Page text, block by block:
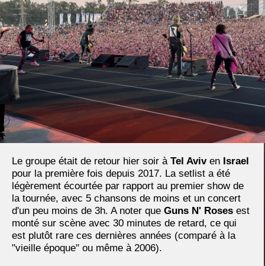
Le groupe était de retour hier soir à Tel Aviv en Israel
pour la première fois depuis 2017. La setlist a été
légèrement écourtée par rapport au premier show de
la tournée, avec 5 chansons de moins et un concert
d'un peu moins de 3h. A noter que Guns N' Roses est
monté sur scène avec 30 minutes de retard, ce qui
est plutôt rare ces dernières années (comparé à la
"vieille époque" ou même à 2006).